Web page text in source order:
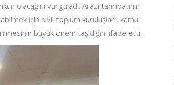
olacağını vurguladı. Arazi tahribatının
için sivil toplum kuruluşları, kamu
büyük önem taşıdığını ifade etti.